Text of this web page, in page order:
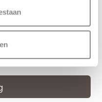
levertijd